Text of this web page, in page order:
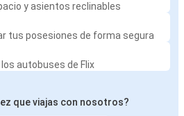
y asientos reclinables
tus posesiones de forma segura
autobuses de Flix
que viajas con nosotros?